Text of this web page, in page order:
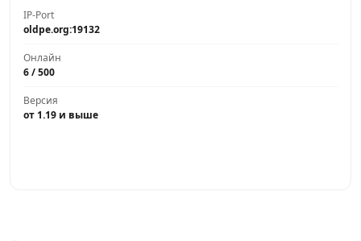
IP-Port
oldpe.org:19132
Онлайн
6 / 500
Версия
от 1.19 и выше